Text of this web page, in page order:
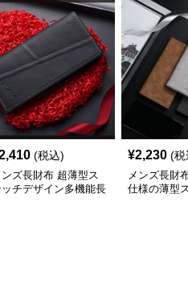
(税込)
ンズ長財布 超薄型ス
ッチデザイン多機能長
¥2,230 (税
メンズ長財
仕様の薄型